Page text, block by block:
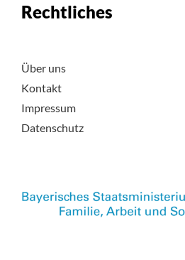
Rechtliches
Über uns
Kontakt
Impressum
Datenschutz